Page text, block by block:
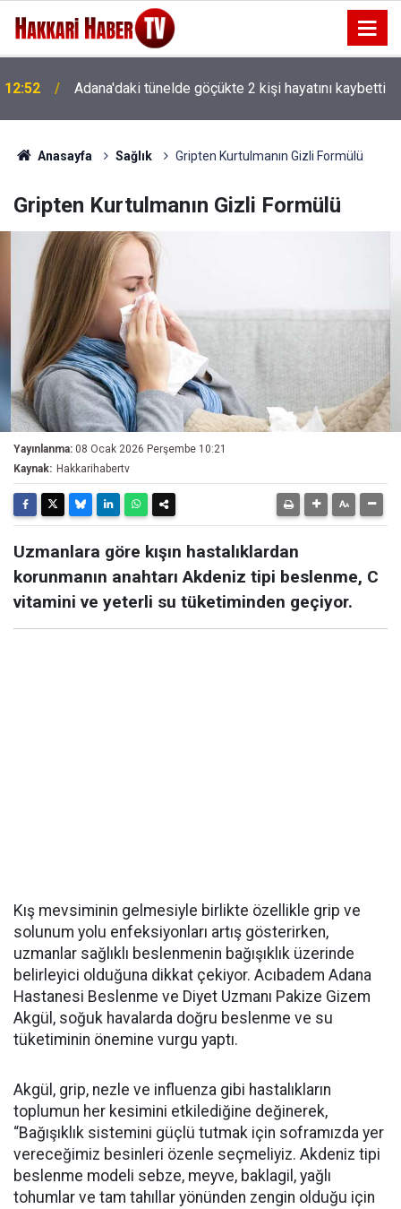
12:29 Parlak’tan yaban keçisi ihalesine tepki
Anasayfa Sağlık Gripten Kurtulmanın Gizli Formülü
Gripten Kurtulmanın Gizli Formülü
Yayınlanma: 08 Ocak 2026 Perşembe 10:21
Kaynak: Hakkarihabertv
Uzmanlara göre kışın hastalıklardan
korunmanın anahtarı Akdeniz tipi beslenme, C
vitamini ve yeterli su tüketiminden geçiyor.
Kış mevsiminin gelmesiyle birlikte özellikle grip ve
solunum yolu enfeksiyonları artış gösterirken,
uzmanlar sağlıklı beslenmenin bağışıklık üzerinde
belirleyici olduğuna dikkat çekiyor. Acıbadem Adana
Hastanesi Beslenme ve Diyet Uzmanı Pakize Gizem
Akgül, soğuk havalarda doğru beslenme ve su
tüketiminin önemine vurgu yaptı.
Akgül, grip, nezle ve influenza gibi hastalıkların
toplumun her kesimini etkilediğine değinerek,
“Bağışıklık sistemini güçlü tutmak için soframızda yer
vereceğimiz besinleri özenle seçmeliyiz. Akdeniz tipi
beslenme modeli sebze, meyve, baklagil, yağlı
tohumlar ve tam tahıllar yönünden zengin olduğu için